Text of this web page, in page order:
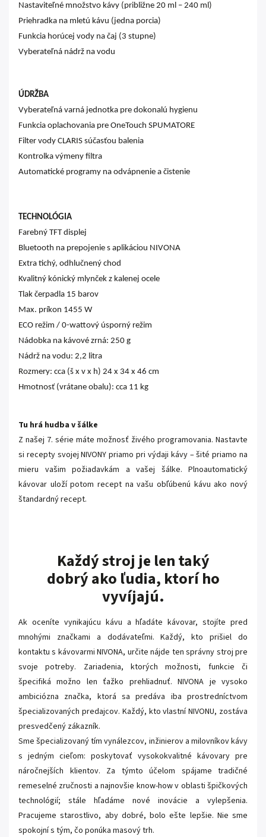
Nastaviteľné množstvo kávy (približne 20 ml – 240 ml)
Priehradka na mletú kávu (jedna porcia)
Funkcia horúcej vody na čaj (3 stupne)
Vyberateľná nádrž na vodu
ÚDRŽBA
Vyberateľná varná jednotka pre dokonalú hygienu
Funkcia oplachovania pre OneTouch SPUMATORE
Filter vody CLARIS súčasťou balenia
Kontrolka výmeny filtra
Automatické programy na odvápnenie a čistenie
TECHNOLÓGIA
Farebný TFT displej
Bluetooth na prepojenie s aplikáciou NIVONA
Extra tichý, odhlučnený chod
Kvalitný kónický mlynček z kalenej ocele
Tlak čerpadla 15 barov
Max. príkon 1455 W
ECO režim / 0-wattový úsporný režim
Nádobka na kávové zrná: 250 g
Nádrž na vodu: 2,2 litra
Rozmery: cca (š x v x h) 24 x 34 x 46 cm
Hmotnosť (vrátane obalu): cca 11 kg
Tu hrá hudba v šálke
Z našej 7. série máte možnosť živého programovania. Nastavte
si recepty svojej NIVONY priamo pri výdaji kávy – šité priamo na
mieru vašim požiadavkám a vašej šálke. Plnoautomatický
kávovar uloží potom recept na vašu obľúbenú kávu ako nový
štandardný recept.
Každý stroj je len taký
dobrý ako ľudia, ktorí ho
vyvíjajú.
Ak oceníte vynikajúcu kávu a hľadáte kávovar, stojíte pred
mnohými značkami a dodávateľmi. Každý, kto prišiel do
kontaktu s kávovarmi NIVONA, určite nájde ten správny stroj pre
svoje potreby. Zariadenia, ktorých možnosti, funkcie či
špecifiká možno len ťažko prehliadnuť. NIVONA je vysoko
ambiciózna značka, ktorá sa predáva iba prostredníctvom
špecializovaných predajcov. Každý, kto vlastní NIVONU, zostáva
presvedčený zákazník.
Sme špecializovaný tím vynálezcov, inžinierov a milovníkov kávy
s jedným cieľom: poskytovať vysokokvalitné kávovary pre
náročnejších klientov. Za týmto účelom spájame tradičné
remeselné zručnosti a najnovšie know-how v oblasti špičkových
technológií; stále hľadáme nové inovácie a vylepšenia.
Pracujeme starostlivo, aby dobré, bolo ešte lepšie. Nie sme
spokojní s tým, čo ponúka masový trh.